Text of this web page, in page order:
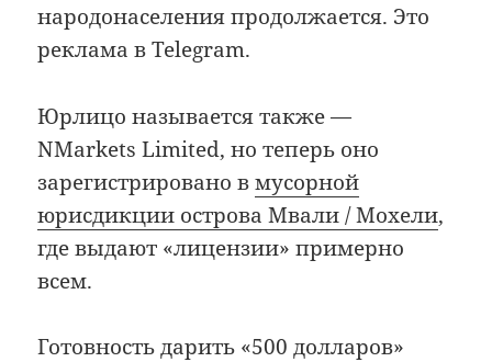
народонаселения продолжается. Это
реклама в Telegram.
Юрлицо называется также —
NMarkets Limited, но теперь оно
зарегистрировано вмусорной
юрисдикции острова Мвали / Мохели,
где выдают «лицензии» примерно
всем.
Готовность дарить «500 долларов»